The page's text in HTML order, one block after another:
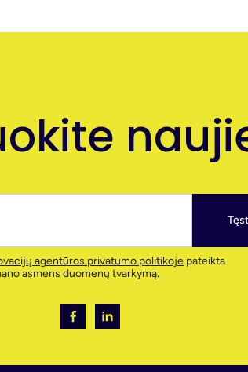
agentūros privatumo politikoje pateikta
asmens duomenų tvarkymą.